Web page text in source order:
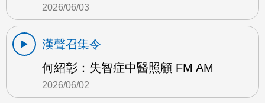
2026/06/03
漢聲召集令
何紹彰：失智症中醫照顧 FM AM
2026/06/02